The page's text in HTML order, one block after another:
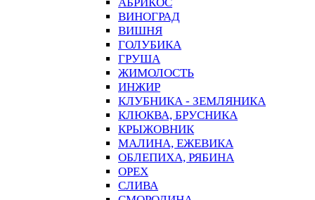
ВИНОГРАД
ВИШНЯ
ГОЛУБИКА
ГРУША
ЖИМОЛОСТЬ
ИНЖИР
КЛУБНИКА - ЗЕМЛЯНИКА
КЛЮКВА, БРУСНИКА
КРЫЖОВНИК
МАЛИНА, ЕЖЕВИКА
ОБЛЕПИХА, РЯБИНА
ОРЕХ
СЛИВА